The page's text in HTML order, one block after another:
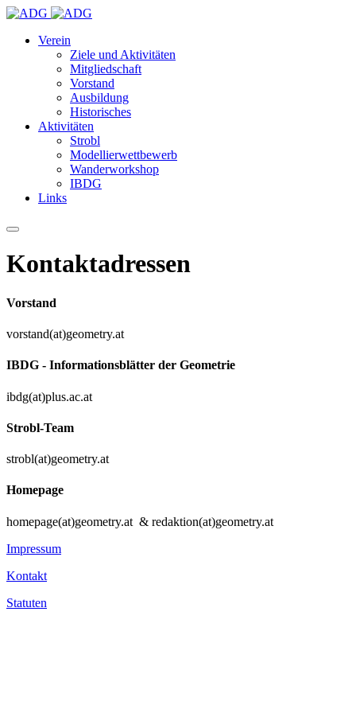
Verein
Ziele und Aktivitäten
Mitgliedschaft
Vorstand
Ausbildung
Historisches
Aktivitäten
Strobl
Modellierwettbewerb
Wanderworkshop
IBDG
Links
Kontaktadressen
Vorstand
vorstand(at)geometry.at
IBDG - Informationsblätter der Geometrie
ibdg(at)plus.ac.at
Strobl-Team
strobl(at)geometry.at
Homepage
homepage(at)geometry.at & redaktion(at)geometry.at
Impressum
Kontakt
Statuten